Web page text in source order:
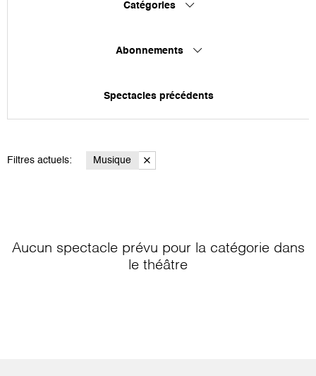
Catégories
Abonnements
Spectacles précédents
Filtres actuels: Musique
Aucun spectacle prévu pour la catégorie dans
le théâtre